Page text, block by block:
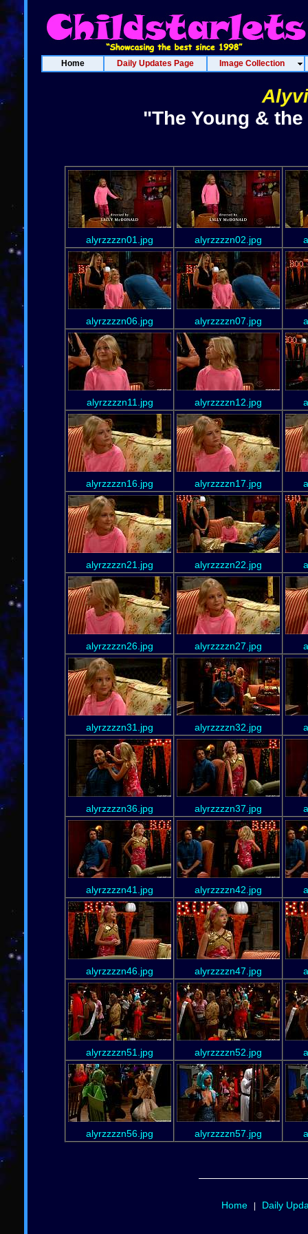
Home Daily Updates Page Image Collection
"The Young &
alyrzzzzn01.jpg alyrzzzzn02.jpg
alyrzzzzn06.jpg alyrzzzzn07.jpg
alyrzzzzn11.jpg alyrzzzzn12.jpg
alyrzzzzn16.jpg alyrzzzzn17.jpg
alyrzzzzn21.jpg alyrzzzzn22.jpg
alyrzzzzn26.jpg alyrzzzzn27.jpg
alyrzzzzn31.jpg alyrzzzzn32.jpg
alyrzzzzn36.jpg alyrzzzzn37.jpg
alyrzzzzn41.jpg alyrzzzzn42.jpg
alyrzzzzn46.jpg alyrzzzzn47.jpg
alyrzzzzn51.jpg alyrzzzzn52.jpg
alyrzzzzn56.jpg alyrzzzzn57.jpg
Home| Daily